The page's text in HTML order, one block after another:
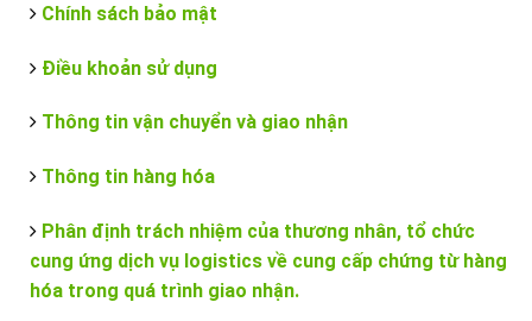
Chính sách bảo mật
Điều khoản sử dụng
Thông tin vận chuyển và giao nhận
Thông tin hàng hóa
Phân định trách nhiệm của thương nhân, tổ chức
cung ứng dịch vụ logistics về cung cấp chứng từ hàng
hóa trong quá trình giao nhận.